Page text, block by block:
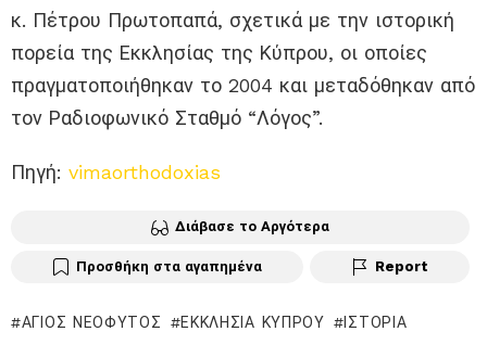
κ. Πέτρου Πρωτοπαπά, σχετικά με την ιστορική
πορεία της Εκκλησίας της Κύπρου, οι οποίες
πραγματοποιήθηκαν το 2004 και μεταδόθηκαν από
τον Ραδιοφωνικό Σταθμό “Λόγος”.
Πηγή: vimaorthodoxias
Διάβασε το Αργότερα
Προσθήκη στα αγαπημένα Report
ΆΓΙΟΣ ΝΕΌΦΥΤΟΣ ΕΚΚΛΗΣΊΑ ΚΎΠΡΟΥ ΙΣΤΟΡΊΑ